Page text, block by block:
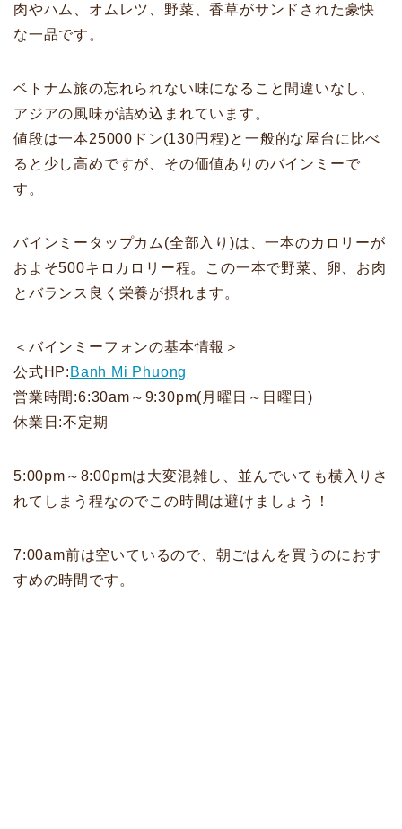
肉やハム、オムレツ、野菜、香草がサンドされた豪快
な一品です。
ベトナム旅の忘れられない味になること間違いなし、
アジアの風味が詰め込まれています。
値段は一本25000ドン(130円程)と一般的な屋台に比べ
ると少し高めですが、その価値ありのバインミーで
す。
バインミータップカム(全部入り)は、一本のカロリーが
およそ500キロカロリー程。この一本で野菜、卵、お肉
とバランス良く栄養が摂れます。
＜バインミーフォンの基本情報＞
公式HP: Banh Mi Phuong
営業時間:6:30am～9:30pm(月曜日～日曜日)
休業日:不定期
5:00pm～8:00pmは大変混雑し、並んでいても横入りさ
れてしまう程なのでこの時間は避けましょう！
7:00am前は空いているので、朝ごはんを買うのにおす
すめの時間です。